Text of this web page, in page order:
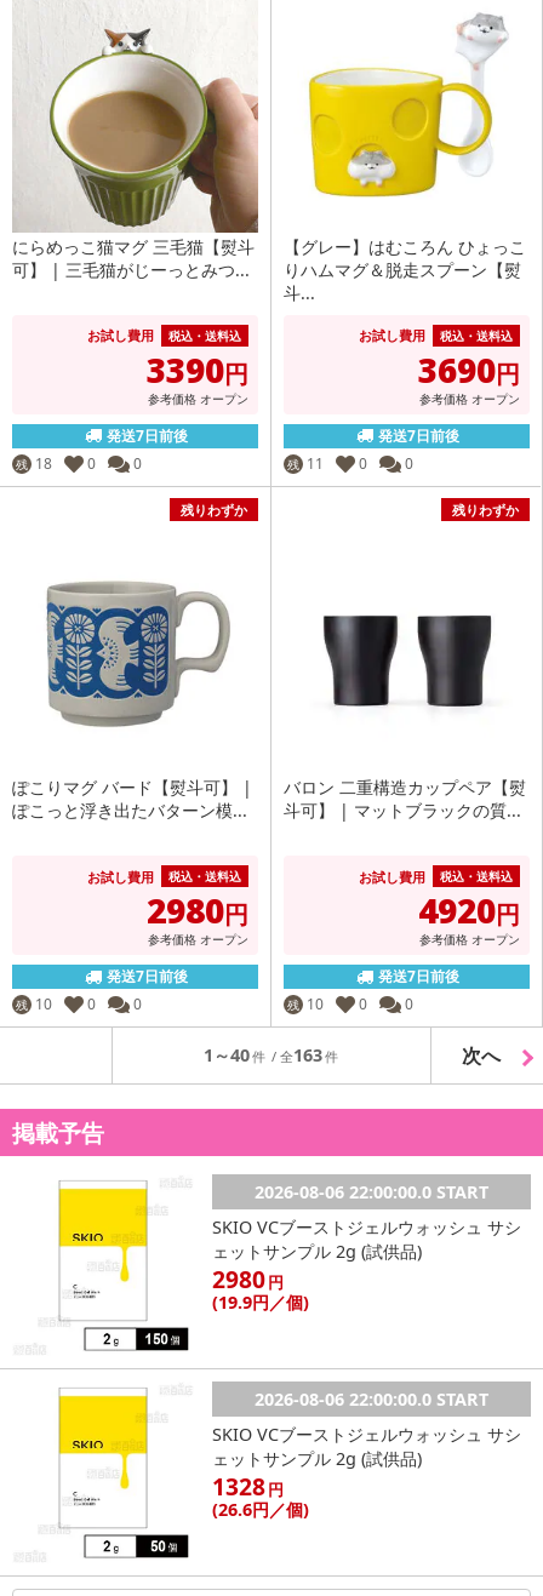
にらめっこ猫マグ 三毛猫【熨斗
可】 | 三毛猫がじーっとみつ...
お試し費用 税込・送料込
3390円
参考価格 オープン
発送7日前後
残 18 0 0
【グレー】はむころん ひょっこ
りハムマグ＆脱走スプーン【熨
斗...
お試し費用 税込・送料込
3690円
参考価格 オープン
発送7日前後
残 11 0 0
残りわずか
ぽこりマグ バード【熨斗可】 |
ぽこっと浮き出たバターン模...
お試し費用 税込・送料込
2980円
参考価格 オープン
発送7日前後
残 10 0 0
残りわずか
バロン 二重構造カップペア【熨
斗可】 | マットブラックの質...
お試し費用 税込・送料込
4920円
参考価格 オープン
発送7日前後
残 10 0 0
1～40 163 次へ
掲載予告
2026-08-06 22:00:00.0 START
SKIO VCブーストジェルウォッシュ サシ
ェットサンプル 2g (試供品)
2980円
(19.9円／個)
2026-08-06 22:00:00.0 START
SKIO VCブーストジェルウォッシュ サシ
ェットサンプル 2g (試供品)
1328円
(26.6円／個)